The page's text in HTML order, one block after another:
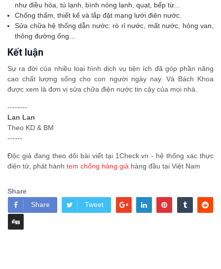
như điều hòa, tủ lạnh, bình nóng lạnh, quạt, bếp từ...
Chống thấm, thiết kế và lắp đặt mạng lưới điện nước.
Sửa chữa hệ thống dẫn nước: rò rỉ nước, mất nước, hỏng van,
thông đường ống…
Kết luận
Sự ra đời của nhiều loại hình dịch vụ tiện ích đã góp phần nâng
cao chất lượng sống cho con người ngày nay. Và Bách Khoa
được xem là đơn vị sửa chữa điện nước tin cậy của mọi nhà.
--------
Lan Lan
Theo KD & BM
------
Độc giả đang theo dõi bài viết tại 1Check.vn - hệ thống xác thực
điện tử, phát hành tem chống hàng giả hàng đầu tại Việt Nam
Share
Share
Tweet